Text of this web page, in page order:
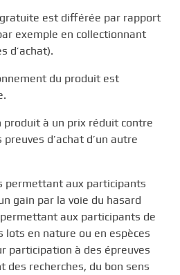
est différée par rapport
exemple en collectionnant
d’achat).
du produit est
produit à un prix réduit contre
preuves d’achat d’un autre
permettant aux participants
gain par la voie du hasard
aux participants de
lots en nature ou en espèces
participation à des épreuves
des recherches, du bon sens